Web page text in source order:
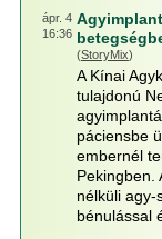
ápr. 4
16:36
(StoryMix)
A Kínai
tulajdonú
páciensbe
embernél
Pekingben.
nélküli
bénulással